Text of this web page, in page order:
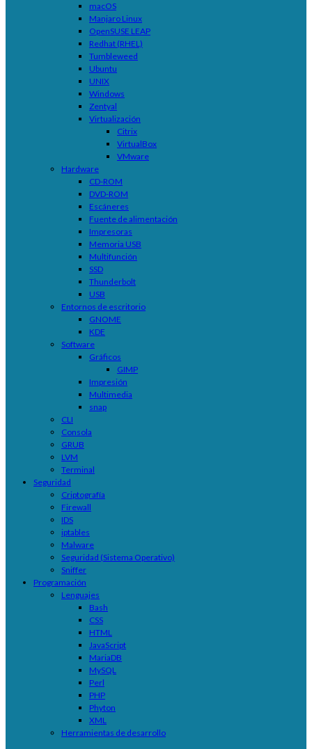
macOS
Manjaro Linux
OpenSUSE LEAP
Redhat (RHEL)
Tumbleweed
Ubuntu
UNIX
Windows
Zentyal
Virtualización
Citrix
VirtualBox
VMware
Hardware
CD-ROM
DVD-ROM
Escáneres
Fuente de alimentación
Impresoras
Memoria USB
Multifunción
SSD
Thunderbolt
USB
Entornos de escritorio
GNOME
KDE
Software
Gráficos
GIMP
Impresión
Multimedia
snap
CLI
Consola
GRUB
LVM
Terminal
Seguridad
Criptografía
Firewall
IDS
iptables
Malware
Seguridad (Sistema Operativo)
Sniffer
Programación
Lenguajes
Bash
CSS
HTML
JavaScript
MariaDB
MySQL
Perl
PHP
Phyton
XML
Herramientas de desarrollo